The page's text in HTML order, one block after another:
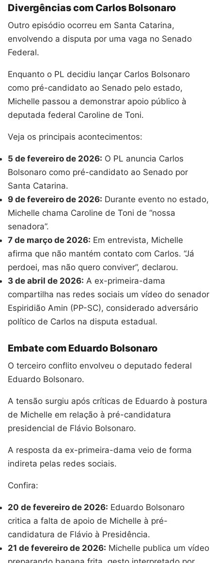
Divergências com Carlos Bolsonaro
Outro episódio ocorreu em Santa Catarina,
envolvendo a disputa por uma vaga no Senado
Federal.
Enquanto o PL decidiu lançar Carlos Bolsonaro
como pré-candidato ao Senado pelo estado,
Michelle passou a demonstrar apoio público à
deputada federal Caroline de Toni.
Veja os principais acontecimentos:
5 de fevereiro de 2026: O PL anuncia Carlos
Bolsonaro como pré-candidato ao Senado por
Santa Catarina.
9 de fevereiro de 2026: Durante evento no estado,
Michelle chama Caroline de Toni de “nossa
senadora”.
7 de março de 2026: Em entrevista, Michelle
afirma que não mantém contato com Carlos. “Já
perdoei, mas não quero conviver”, declarou.
3 de abril de 2026: A ex-primeira-dama
compartilha nas redes sociais um vídeo do senador
Espiridião Amin (PP-SC), considerado adversário
político de Carlos na disputa estadual.
Embate com Eduardo Bolsonaro
O terceiro conflito envolveu o deputado federal
Eduardo Bolsonaro.
A tensão surgiu após críticas de Eduardo à postura
de Michelle em relação à pré-candidatura
presidencial de Flávio Bolsonaro.
A resposta da ex-primeira-dama veio de forma
indireta pelas redes sociais.
Confira:
20 de fevereiro de 2026: Eduardo Bolsonaro
critica a falta de apoio de Michelle à pré-
candidatura de Flávio à Presidência.
21 de fevereiro de 2026: Michelle publica um vídeo